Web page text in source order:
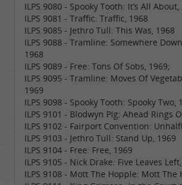
ILPS 9080 - Spooky Tooth: It’s All About,
ILPS 9081 - Traffic: Traffic, 1968
ILPS 9085 - Jethro Tull: This Was, 1968
ILPS 9088 - Tramline: Somewhere
1968
ILPS 9089 - Free: Tons Of Sobs, 1969;
ILPS 9095 - Tramline: Moves Of
1969
ILPS 9098 - Spooky Tooth: Spooky Two,
ILPS 9101 - Blodwyn Pig: Ahead Rings
ILPS 9102 - Fairport Convention:
ILPS 9103 - Jethro Tull: Stand Up, 1969
ILPS 9104 - Free: Free, 1969
ILPS 9105 - Nick Drake: Five Leaves
ILPS 9108 - Mott The Hopple: Mott The